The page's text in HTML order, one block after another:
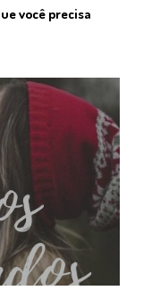
você precisa